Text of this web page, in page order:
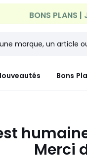
BONS
Bons
Merci